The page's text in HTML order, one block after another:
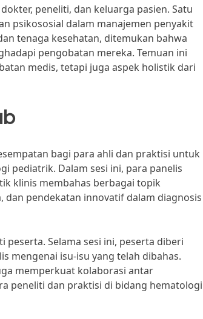
peneliti, dan keluarga pasien. Satu
psikososial dalam manajemen penyakit
tenaga kesehatan, ditemukan bahwa
pengobatan mereka. Temuan ini
medis, tetapi juga aspek holistik dari
bagi para ahli dan praktisi untuk
pediatrik. Dalam sesi ini, para panelis
klinis membahas berbagai topik
pendekatan innovatif dalam diagnosis
Selama sesi ini, peserta diberi
mengenai isu-isu yang telah dibahas.
memperkuat kolaborasi antar
peneliti dan praktisi di bidang hematologi